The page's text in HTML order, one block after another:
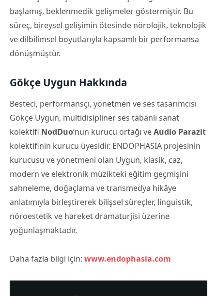
başlamış, beklenmedik gelişmeler göstermiştir. Bu
süreç, bireysel gelişimin ötesinde nörolojik, teknolojik
ve dilbilimsel boyutlarıyla kapsamlı bir performansa
dönüşmüştür.
Gökçe Uygun Hakkında
Besteci, performansçı, yönetmen ve ses tasarımcısı
Gökçe Uygun, multidisipliner ses tabanlı sanat
kolektifi NodDuo’nun kurucu ortağı veAudio Parazit
kolektifinin kurucu üyesidir. ENDOPHASIA projesinin
kurucusu ve yönetmeni olan Uygun, klasik, caz,
modern ve elektronik müzikteki eğitim geçmişini
sahneleme, doğaçlama ve transmedya hikâye
anlatımıyla birleştirerek bilişsel süreçler, linguistik,
nöroestetik ve hareket dramaturjisi üzerine
yoğunlaşmaktadır.
Daha fazla bilgi için: www.endophasia.com